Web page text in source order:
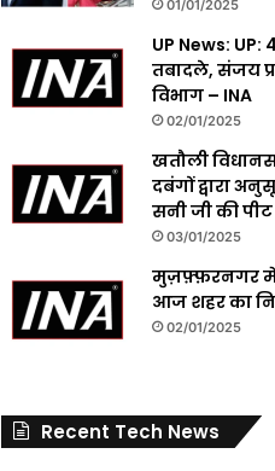
01/01/2025
UP News:
तबादले, संजय
विभाग – INA
02/01/2025
खतौली
दबंगों द्वारा
सनी जी की
03/01/2025
मुज़फ़्फ़रनगर में
आज शहर का
02/01/2025
Recent Tech News